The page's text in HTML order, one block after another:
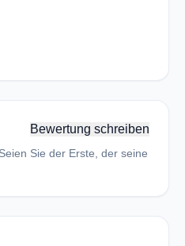
Bewertung schreiben
Sie der Erste, der seine